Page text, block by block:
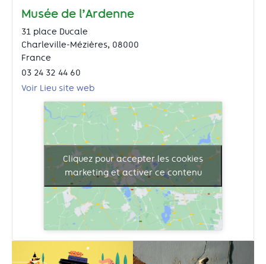
Musée de l’Ardenne
31 place Ducale
Charleville-Mézières, 08000
France
03 24 32 44 60
Voir Lieu site web
Cliquez pour accepter les cookies
marketing et activer ce contenu